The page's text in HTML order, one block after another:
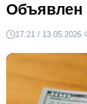
Объявлен
17:21 / 13.05.2026·